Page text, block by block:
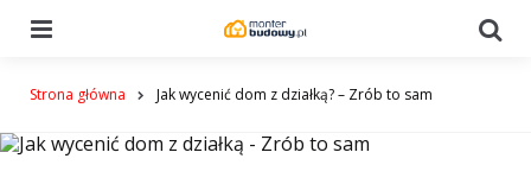
Strona główna Jak wycenić dom z działką? – Zrób to sam